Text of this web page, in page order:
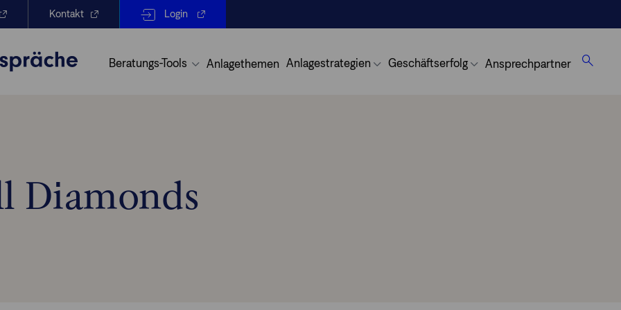
Kontakt Login
Beratungs-Tools Anlagethemen Anlagestrategien Geschäftserfolg Ansprechpartner
Diamonds